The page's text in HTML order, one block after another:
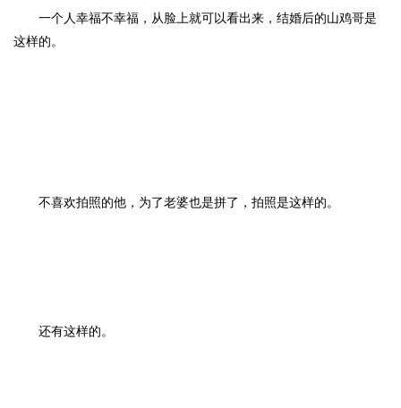
一个人幸福不幸福，从脸上就可以看出来，结婚后的山鸡哥是
这样的。
不喜欢拍照的他，为了老婆也是拼了，拍照是这样的。
还有这样的。